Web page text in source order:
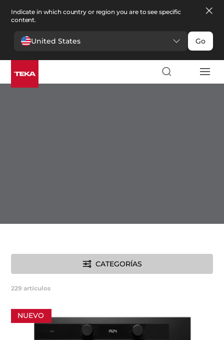
Indicate in which country or region you are to see specific
content.
United States Go
Cocina
Cocina
CATEGORÍAS
229 artículos
NUEVO